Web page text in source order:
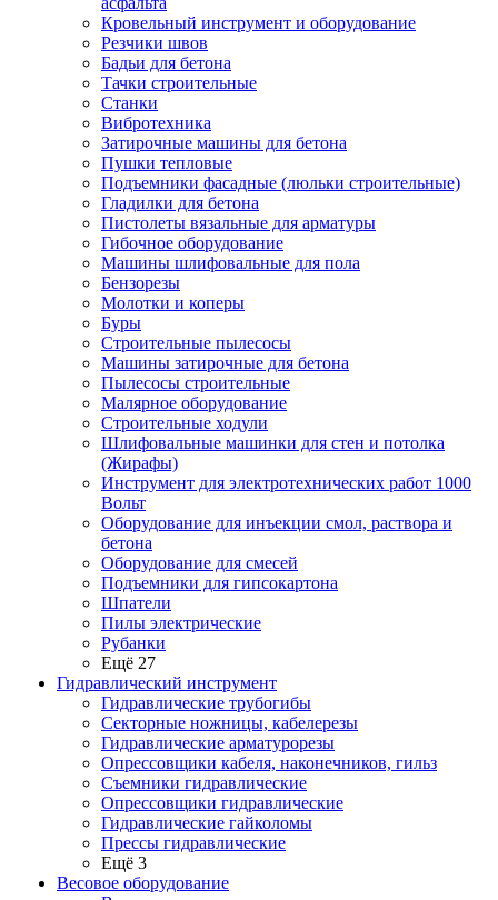
Кровельный инструмент и оборудование
Резчики швов
Бадьи для бетона
Тачки строительные
Станки
Вибротехника
Затирочные машины для бетона
Пушки тепловые
Подъемники фасадные (люльки строительные)
Гладилки для бетона
Пистолеты вязальные для арматуры
Гибочное оборудование
Машины шлифовальные для пола
Бензорезы
Молотки и коперы
Буры
Строительные пылесосы
Машины затирочные для бетона
Пылесосы строительные
Малярное оборудование
Строительные ходули
Шлифовальные машинки для стен и потолка
(Жирафы)
Инструмент для электротехнических работ 1000
Вольт
Оборудование для инъекции смол, раствора и
бетона
Оборудование для смесей
Подъемники для гипсокартона
Шпатели
Пилы электрические
Рубанки
Ещё 27
Гидравлический инструмент
Гидравлические трубогибы
Секторные ножницы, кабелерезы
Гидравлические арматурорезы
Опрессовщики кабеля, наконечников, гильз
Съемники гидравлические
Опрессовщики гидравлические
Гидравлические гайколомы
Прессы гидравлические
Ещё 3
Весовое оборудование